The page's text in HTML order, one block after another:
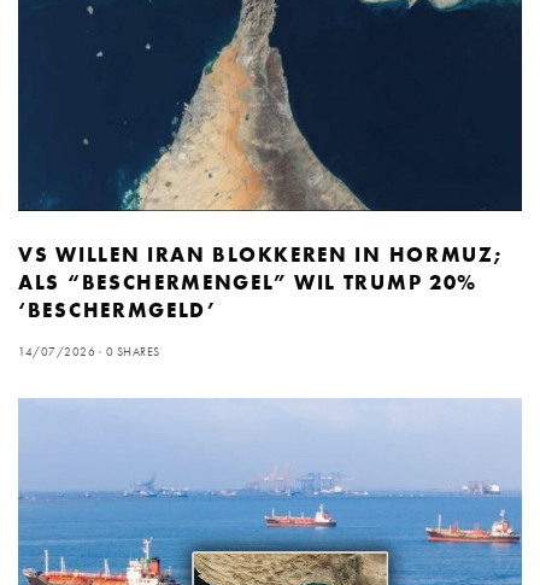
VS WILLEN IRAN BLOKKEREN IN HORMUZ;
ALS “BESCHERMENGEL” WIL TRUMP 20%
‘BESCHERMGELD’
14/07/2026 0 SHARES